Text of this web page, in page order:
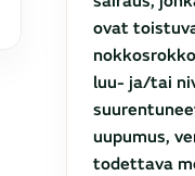
ovat
luu- ja/tai
uupumus,
todettava